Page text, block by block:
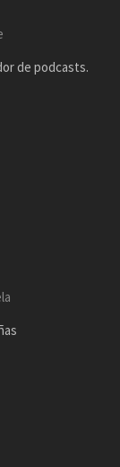
de podcasts.